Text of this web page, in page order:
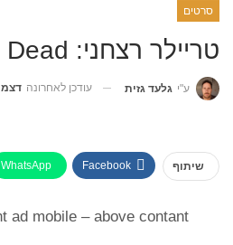
סרטים
טריילר רצחני: The Evil Dead
ע"י גלעד גזית עודכן לאחרונה דצמ 8, 2022
שיתוף Facebook
WhatsApp